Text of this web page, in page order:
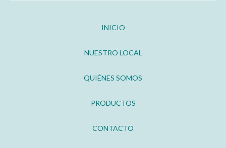
INICIO
NUESTRO LOCAL
QUIÉNES SOMOS
PRODUCTOS
CONTACTO